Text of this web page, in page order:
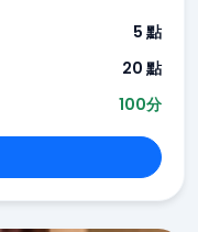
5 點
20 點
100分